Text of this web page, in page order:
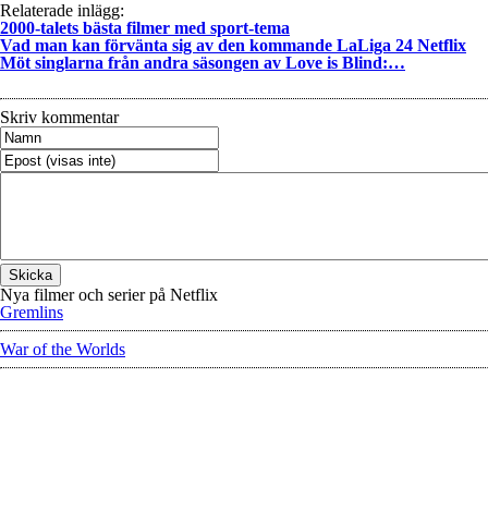
Relaterade inlägg:
2000-talets bästa filmer med sport-tema
Vad man kan förvänta sig av den kommande LaLiga 24 Netflix
Möt singlarna från andra säsongen av Love is Blind:…
Skriv kommentar
Nya filmer och serier på Netflix
Gremlins
War of the Worlds